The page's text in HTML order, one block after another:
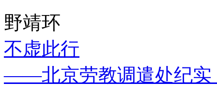
野靖环
不虚此行
——北京劳教调遣处纪实